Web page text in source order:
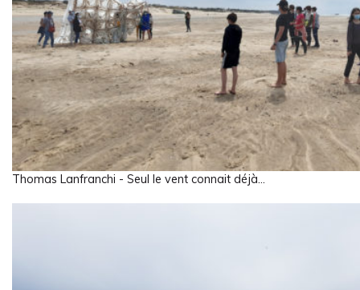
Thomas Lanfranchi - Seul le vent connait déjà...